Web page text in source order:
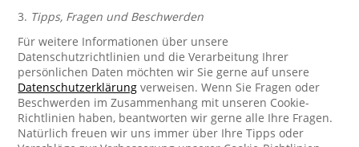
3. Tipps, Fragen und Beschwerden
Für weitere Informationen über unsere
Datenschutzrichtlinien und die Verarbeitung Ihrer
persönlichen Daten möchten wir Sie gerne auf unsere
Datenschutzerklärung verweisen. Wenn Sie Fragen oder
Beschwerden im Zusammenhang mit unseren Cookie-
Richtlinien haben, beantworten wir gerne alle Ihre Fragen.
Natürlich freuen wir uns immer über Ihre Tipps oder